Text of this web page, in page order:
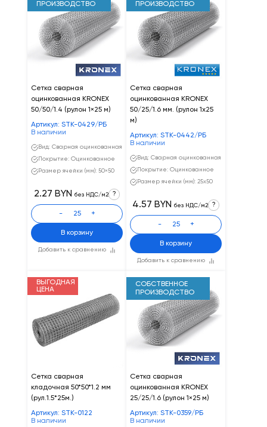
ПРОИЗВОДСТВО
Сетка сварная
оцинкованная KRONEX
50/50/1.4 (рулон 1×25 м)
Артикул: STK-0429/РБ
В наличии
Вид: Сварная оцинкованная
Покрытие: Оцинкованное
Размер ячейки (мм): 50×50
Добавить к сравнению
2.27 BYN без НДС/м2 ?
- +
В корзину
ПРОИЗВОДСТВО
Сетка сварная
оцинкованная KRONEX
50/25/1.6 мм. (рулон 1х25
м)
Артикул: STK-0442/РБ
В наличии
Вид: Сварная оцинкованная
Покрытие: Оцинкованное
Размер ячейки (мм): 25x50
Добавить к сравнению
4.57 BYN без НДС/м2 ?
- +
В корзину
ВЫГОДНАЯ
ЦЕНА
Сетка сварная
кладочная 50*50*1.2 мм
(рул.1.5*25м.)
Артикул: STK-0122
В наличии
СОБСТВЕННОЕ
ПРОИЗВОДСТВО
Сетка сварная
оцинкованная KRONEX
25/25/1.6 (рулон 1×25 м)
Артикул: STK-0359/РБ
В наличии